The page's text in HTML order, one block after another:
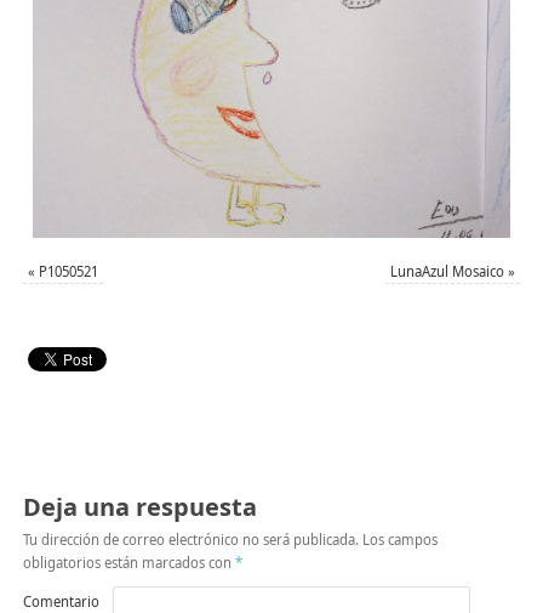
« P1050521 LunaAzul Mosaico »
Deja una respuesta
Tu dirección de correo electrónico no será publicada. Los campos
obligatorios están marcados con *
Comentario